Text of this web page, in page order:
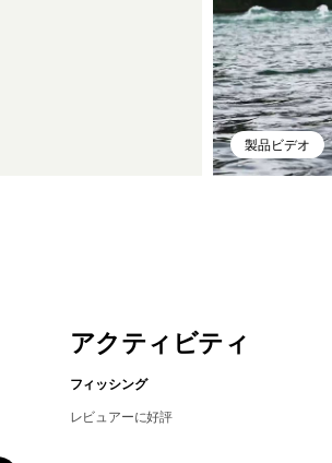
製品ビデオ
アクティビティ
フィッシング
レビュアーに好評